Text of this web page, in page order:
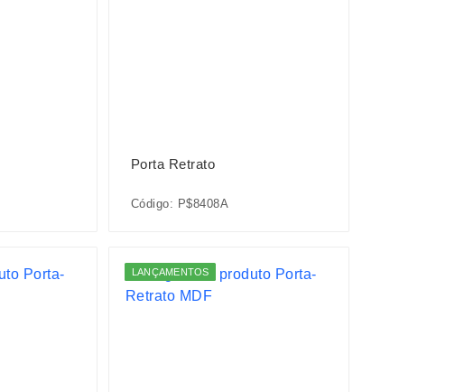
Porta Retrato
Código: P$8408A
LANÇAMENTOS